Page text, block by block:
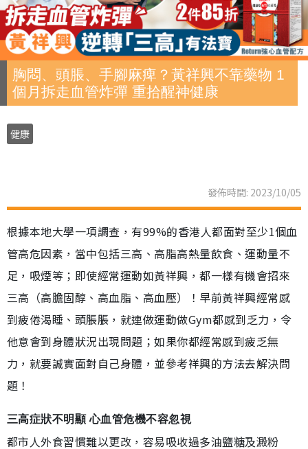
胸悶、頭脹、手腳麻痺？黃祥興不靠藥物 1
個月拆走血管炸彈 重拾醒神健康
健康
發佈時間: 2023/10/05
根據本地大學一項調查，有99%的香港人都面對至少1個血
管高危因素，當中包括三高、高脂高熱量飲食、運動量不
足，吸煙等；即使經常運動如黃祥興，都一樣有機會招來
三高（高膽固醇、高血脂、高血壓）！早前黃祥興經常感
到疲倦渴睡、頭脹脹，就連做運動做Gym都感到乏力，令
他意會到身體狀況出現問題；如果你都經常感到疲乏無
力，就要誠實面對自己身體，並參考祥興的方法去解決問
題！
三高症狀不明顯 心血管危機不容忽視
都市人外食習慣難以更改，容易吸收過多油鹽糖及澱粉